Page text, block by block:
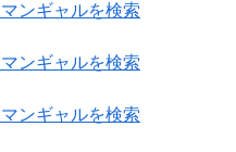
ンギャルを検索
ンギャルを検索
ンギャルを検索